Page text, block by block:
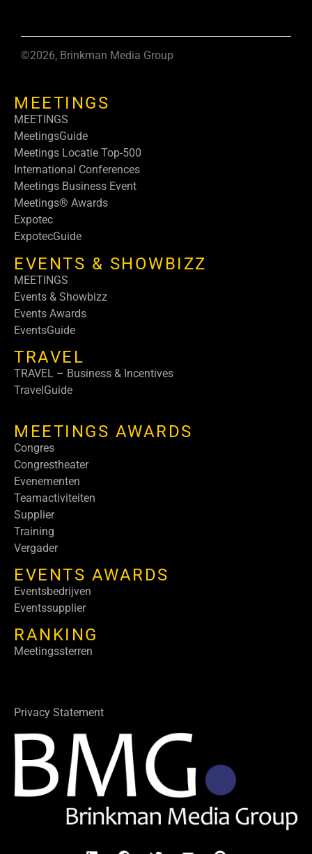
©2026, Brinkman Media Group
MEETINGS
MEETINGS
MeetingsGuide
Meetings Locatie Top-500
International Conferences
Meetings Business Event
Meetings® Awards
Expotec
ExpotecGuide
EVENTS & SHOWBIZZ
MEETINGS
Events & Showbizz
Events Awards
EventsGuide
TRAVEL
TRAVEL – Business & Incentives
TravelGuide
MEETINGS AWARDS
Congres
Congrestheater
Evenementen
Teamactiviteiten
Supplier
Training
Vergader
EVENTS AWARDS
Eventsbedrijven
Eventssupplier
RANKING
Meetingssterren
Privacy Statement